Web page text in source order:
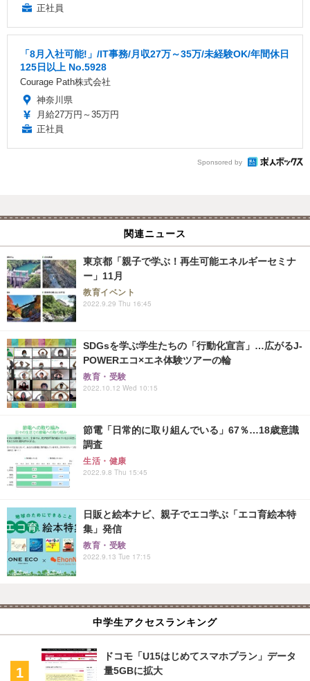
正社員
「8月入社可能!」/IT事務/月収27万～35万/未経験OK/年間休日
125日以上 No.5928
Courage Path株式会社
神奈川県
月給27万円～35万円
正社員
Sponsored by
関連ニュース
東京都「親子で学ぶ！再生可能エネルギーセミナ
ー」11月
教育イベント
2022.9.29 Thu 16:45
SDGsを学ぶ学生たちの「行動化宣言」…広がるJ-
POWERエコ×エネ体験ツアーの輪
教育・受験
2022.10.12 Wed 10:15
節電「日常的に取り組んでいる」67％…18歳意識
調査
生活・健康
2022.9.8 Thu 15:45
日販と絵本ナビ、親子でエコ学ぶ「エコ育絵本特
集」発信
教育・受験
2022.9.13 Tue 17:15
中学生アクセスランキング
ドコモ「U15はじめてスマホプラン」データ
量5GBに拡大